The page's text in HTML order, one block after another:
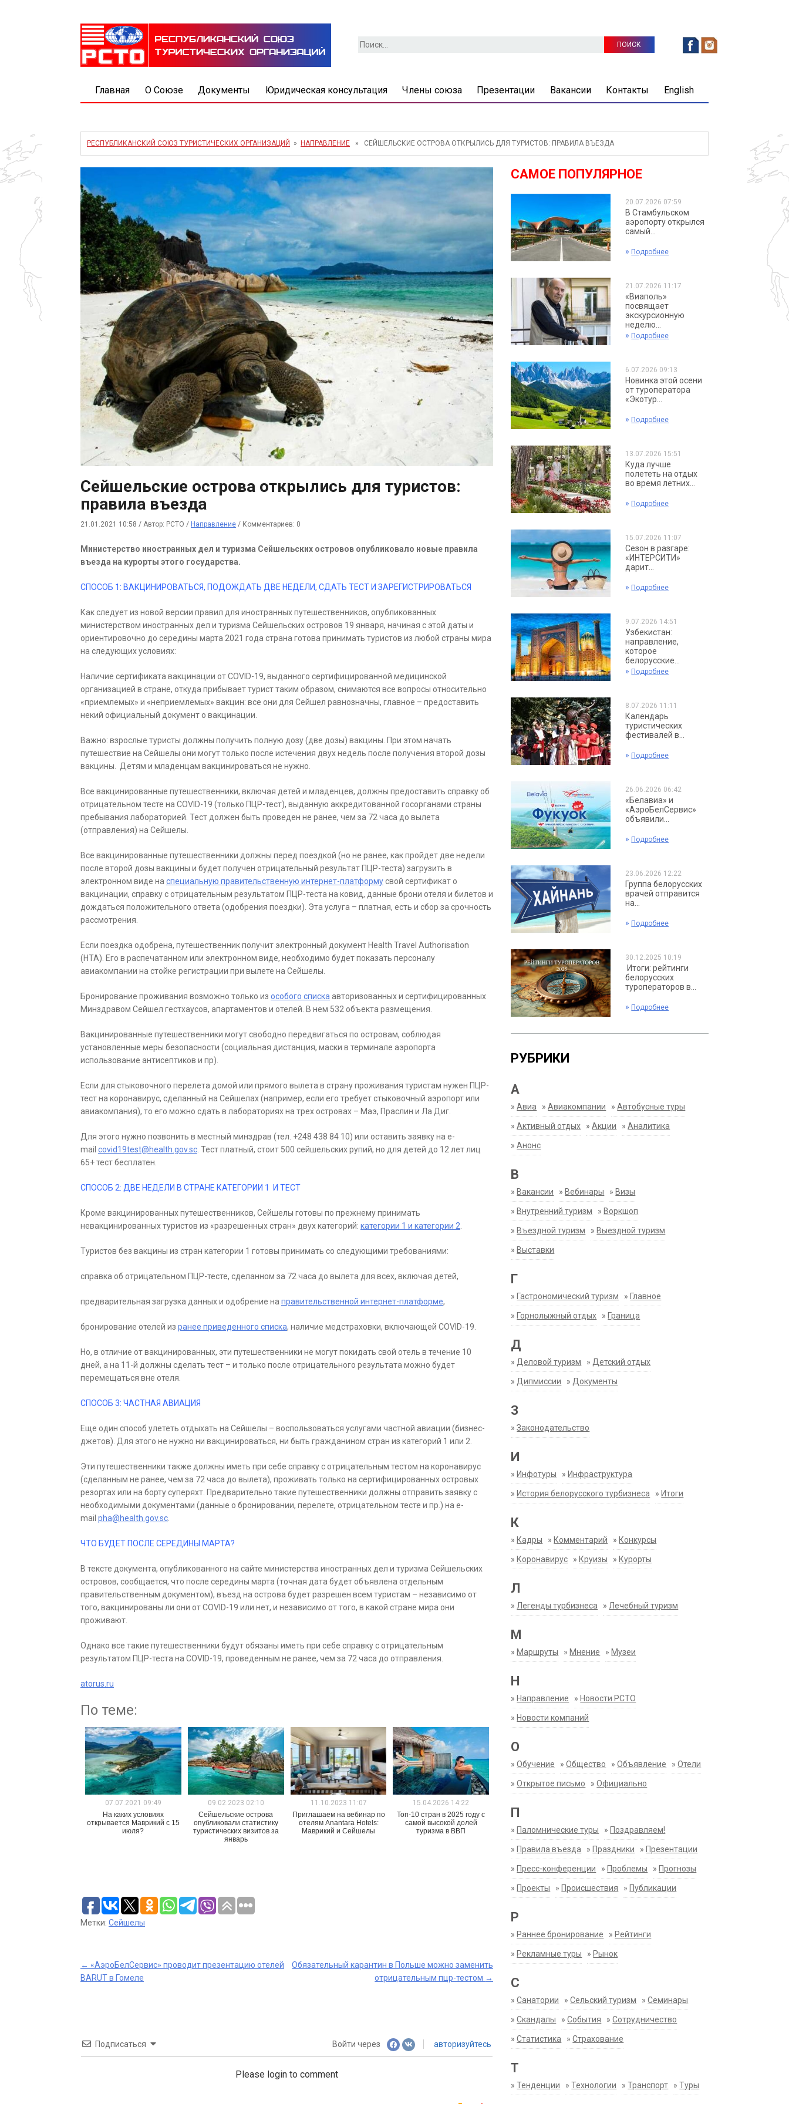
Найти:
Главная О Союзе Документы Юридическая консультация Члены союза Презентации Вакансии Контакты English
РЕСПУБЛИКАНСКИЙ СОЮЗ ТУРИСТИЧЕСКИХ ОРГАНИЗАЦИЙ » НАПРАВЛЕНИЕ » СЕЙШЕЛЬСКИЕ ОСТРОВА ОТКРЫЛИСЬ ДЛЯ ТУРИСТОВ: ПРАВИЛА ВЪЕЗДА
Сейшельские острова открылись для туристов:
правила въезда
21.01.2021 10:58 / Автор: РСТО / Направление / Комментариев: 0
Министерство иностранных дел и туризма Сейшельских островов опубликовало новые правила
въезда на курорты этого государства.
СПОСОБ 1: ВАКЦИНИРОВАТЬСЯ, ПОДОЖДАТЬ ДВЕ НЕДЕЛИ, СДАТЬ ТЕСТ И ЗАРЕГИСТРИРОВАТЬСЯ
Как следует из новой версии правил для иностранных путешественников, опубликованных
министерством иностранных дел и туризма Сейшельских островов 19 января, начиная с этой даты и
ориентировочно до середины марта 2021 года страна готова принимать туристов из любой страны мира
на следующих условиях:
Наличие сертификата вакцинации от COVID-19, выданного сертифицированной медицинской
организацией в стране, откуда прибывает турист таким образом, снимаются все вопросы относительно
«приемлемых» и «неприемлемых» вакцин: все они для Сейшел равнозначны, главное – предоставить
некий официальный документ о вакцинации.
Важно: взрослые туристы должны получить полную дозу (две дозы) вакцины. При этом начать
путешествие на Сейшелы они могут только после истечения двух недель после получения второй дозы
вакцины. Детям и младенцам вакцинироваться не нужно.
Все вакцинированные путешественники, включая детей и младенцев, должны предоставить справку об
отрицательном тесте на COVID-19 (только ПЦР-тест), выданную аккредитованной госорганами страны
пребывания лабораторией. Тест должен быть проведен не ранее, чем за 72 часа до вылета
(отправления) на Сейшелы.
Все вакцинированные путешественники должны перед поездкой (но не ранее, как пройдет две недели
после второй дозы вакцины и будет получен отрицательный результат ПЦР-теста) загрузить в
электронном виде на специальную правительственную интернет-платформусвой сертификат о
вакцинации, справку с отрицательным результатом ПЦР-теста на ковид, данные брони отеля и билетов и
дождаться положительного ответа (одобрения поездки). Эта услуга – платная, есть и сбор за срочность
рассмотрения.
Если поездка одобрена, путешественник получит электронный документ Health Travel Authorisation
(HTA). Его в распечатанном или электронном виде, необходимо будет показать персоналу
авиакомпании на стойке регистрации при вылете на Сейшелы.
Бронирование проживания возможно только из особого списка авторизованных и сертифицированных
Минздравом Сейшел гестхаусов, апартаментов и отелей. В нем 532 объекта размещения.
Вакцинированные путешественники могут свободно передвигаться по островам, соблюдая
установленные меры безопасности (социальная дистанция, маски в терминале аэропорта
использование антисептиков и пр).
Если для стыковочного перелета домой или прямого вылета в страну проживания туристам нужен ПЦР-
тест на коронавирус, сделанный на Сейшелах (например, если его требует стыковочный аэропорт или
авиакомпания), то его можно сдать в лабораториях на трех островах – Маэ, Праслин и Ла Диг.
Для этого нужно позвонить в местный минздрав (тел. +248 438 84 10) или оставить заявку на e-
mail covid19test@health.gov.sc . Тест платный, стоит 500 сейшельских рупий, но для детей до 12 лет лиц
65+ тест бесплатен.
СПОСОБ 2: ДВЕ НЕДЕЛИ В СТРАНЕ КАТЕГОРИИ 1 И ТЕСТ
Кроме вакцинированных путешественников, Сейшелы готовы по прежнему принимать
невакцинированных туристов из «разрешенных стран» двух категорий: категории 1 и категории 2
Туристов без вакцины из стран категории 1 готовы принимать со следующими требованиями:
справка об отрицательном ПЦР-тесте, сделанном за 72 часа до вылета для всех, включая детей,
предварительная загрузка данных и одобрение на правительственной интернет-платформе,
бронирование отелей из ранее приведенного списка, наличие медстраховки, включающей COVID-19.
Но, в отличие от вакцинированных, эти путешественники не могут покидать свой отель в течение 10
дней, а на 11-й должны сделать тест – и только после отрицательного результата можно будет
перемещаться вне отеля.
СПОСОБ 3: ЧАСТНАЯ АВИАЦИЯ
Еще один способ улететь отдыхать на Сейшелы – воспользоваться услугами частной авиации (бизнес-
джетов). Для этого не нужно ни вакцинироваться, ни быть гражданином стран из категорий 1 или 2.
Эти путешественники также должны иметь при себе справку с отрицательным тестом на коронавирус
(сделанным не ранее, чем за 72 часа до вылета), проживать только на сертифицированных островых
резортах или на борту суперяхт. Предварительно такие путешественники должны отправить заявку с
необходимыми документами (данные о бронировании, перелете, отрицательном тесте и пр.) на e-
mail pha@health.gov.sc
ЧТО БУДЕТ ПОСЛЕ СЕРЕДИНЫ МАРТА?
В тексте документа, опубликованного на сайте министерства иностранных дел и туризма Сейшельских
островов, сообщается, что после середины марта (точная дата будет объявлена отдельным
правительственным документом), въезд на острова будет разрешен всем туристам – независимо от
того, вакцинированы ли они от COVID-19 или нет, и независимо от того, в какой стране мира они
проживают.
Однако все такие путешественники будут обязаны иметь при себе справку с отрицательным
результатом ПЦР-теста на COVID-19, проведенным не ранее, чем за 72 часа до отправления.
atorus.ru
По теме:
07.07.2021 09:49
На каких условиях
открывается Маврикий с 15
июля?
09.02.2023 02:10
Сейшельские острова
опубликовали статистику
туристических визитов за
январь
11.10.2023 11:07
Приглашаем на вебинар по
отелям Anantara Hotels:
Маврикий и Сейшелы
15.04.2026 14:22
Топ-10 стран в 2025 году с
самой высокой долей
туризма в ВВП
Метки: Сейшелы
Post
← «АэроБелСервис» проводит презентацию отелей
BARUT в Гомеле
Обязательный карантин в Польше можно заменить
отрицательным пцр-тестом →
Подписаться Войти через авторизуйтесь
Please login to comment
САМОЕ ПОПУЛЯРНОЕ
20.07.2026 07:59
В Стамбульском
аэропорту открылся
самый...
» Подробнее
21.07.2026 11:17
«Виаполь»
посвящает
экскурсионную
неделю...
» Подробнее
6.07.2026 09:13
Новинка этой осени
от туроператора
«Экотур...
» Подробнее
13.07.2026 15:51
Куда лучше
полететь на отдых
во время летних...
» Подробнее
15.07.2026 11:07
Сезон в разгаре:
«ИНТЕРСИТИ»
дарит...
» Подробнее
9.07.2026 14:51
Узбекистан:
направление,
которое
белорусские...
» Подробнее
8.07.2026 11:11
Календарь
туристических
фестивалей в...
» Подробнее
26.06.2026 06:42
«Белавиа» и
«АэроБелСервис»
объявили...
» Подробнее
23.06.2026 12:22
Группа белорусских
врачей отправится
на...
» Подробнее
30.12.2025 10:19
Итоги: рейтинги
белорусских
туроператоров в...
» Подробнее
РУБРИКИ
А
»Авиа »Авиакомпании »Автобусные туры
»Активный отдых »Акции »Аналитика
»Анонс
В
» Вакансии » Вебинары » Визы
» Внутренний туризм » Воркшоп
» Въездной туризм » Выездной туризм
» Выставки
Г
» Гастрономический туризм » Главное
» Горнолыжный отдых » Граница
Д
» Деловой туризм » Детский отдых
» Дипмиссии » Документы
З
»Законодательство
И
» Инфотуры » Инфраструктура
» История белорусского турбизнеса » Итоги
К
» Кадры » Комментарий » Конкурсы
» Коронавирус » Круизы » Курорты
Л
» Легенды турбизнеса » Лечебный туризм
М
» Маршруты » Мнение » Музеи
Н
» Направление » Новости РСТО
» Новости компаний
О
»Обучение »Общество »Объявление »Отели
»Открытое письмо »Официально
П
» Паломнические туры » Поздравляем!
» Правила въезда » Праздники » Презентации
» Пресс-конференции » Проблемы » Прогнозы
» Проекты » Происшествия » Публикации
Р
» Раннее бронирование » Рейтинги
» Рекламные туры » Рынок
С
»Санатории »Сельский туризм »Семинары
»Скандалы »События »Сотрудничество
»Статистика »Страхование
Т
»Тенденции »Технологии »Транспорт »Туры